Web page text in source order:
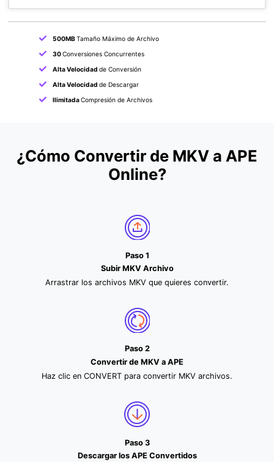
500MBTamaño Máximo de Archivo
30Conversiones Concurrentes
Alta Velocidad de Conversión
Alta Velocidad de Descargar
IlimitadaCompresión de Archivos
¿Cómo Convertir de MKV a APE
Online?
Paso 1
Subir MKV Archivo
Arrastrar los archivos MKV que quieres convertir.
Paso 2
Convertir de MKV a APE
Haz clic en CONVERT para convertir MKV archivos.
Paso 3
Descargar los APE Convertidos